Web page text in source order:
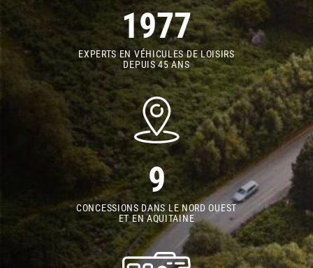
1977
EXPERTS EN VÉHICULES DE LOISIRS
DEPUIS 45 ANS
9
CONCESSIONS DANS LE NORD OUEST
ET EN AQUITAINE